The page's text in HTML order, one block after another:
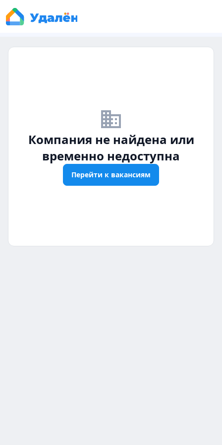
business_off
Компания не найдена или
временно недоступна
Перейти к вакансиям